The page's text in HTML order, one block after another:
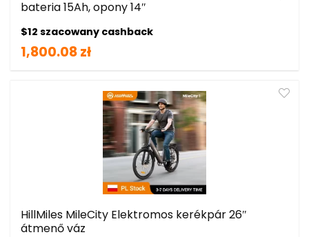
bateria 15Ah, opony 14″
$12 szacowany cashback
1,800.08 zł
HillMiles MileCity Elektromos kerékpár 26″
átmenő váz